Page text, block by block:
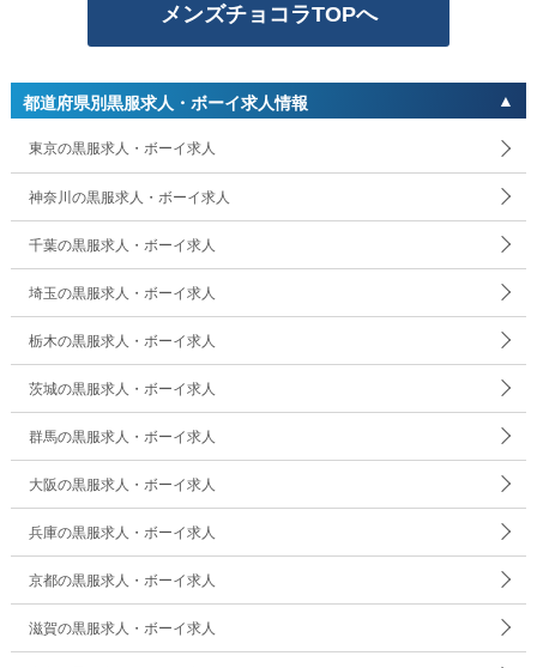
メンズチョコラTOPへ
都道府県別黒服求人・ボーイ求人情報
東京の黒服求人・ボーイ求人
神奈川の黒服求人・ボーイ求人
千葉の黒服求人・ボーイ求人
埼玉の黒服求人・ボーイ求人
栃木の黒服求人・ボーイ求人
茨城の黒服求人・ボーイ求人
群馬の黒服求人・ボーイ求人
大阪の黒服求人・ボーイ求人
兵庫の黒服求人・ボーイ求人
京都の黒服求人・ボーイ求人
滋賀の黒服求人・ボーイ求人